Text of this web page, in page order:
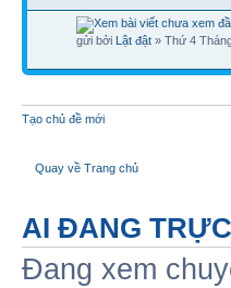
gửi bởi Lật đật » Thứ 4
Tạo chủ đề mới
Quay về Trang chủ
AI ĐANG
Đang xem